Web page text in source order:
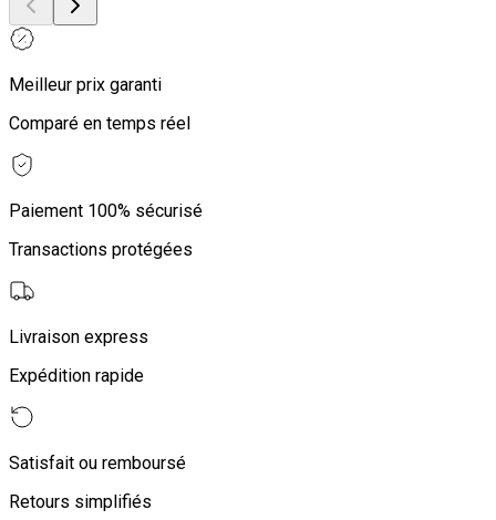
Meilleur prix garanti
Comparé en temps réel
Paiement 100% sécurisé
Transactions protégées
Livraison express
Expédition rapide
Satisfait ou remboursé
Retours simplifiés